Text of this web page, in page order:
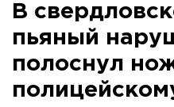
В
пьяный
полоснул